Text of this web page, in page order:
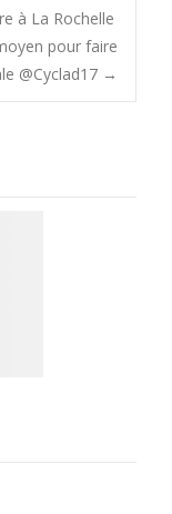
à La Rochelle
pour faire
@Cyclad17 →